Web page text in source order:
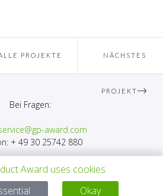
PROJEKTE NÄCHSTES
PROJEKT
Bei Fragen:
award.com
+ 49 30 25742 880
Award uses cookies
Okay